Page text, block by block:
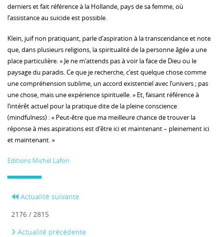
derniers et fait référence à la Hollande, pays de sa femme, où
l’assistance au suicide est possible.
Klein, juif non pratiquant, parle d’aspiration à la transcendance et note
que, dans plusieurs religions, la spiritualité de la personne âgée a une
place particulière. « Je ne m’attends pas à voir la face de Dieu ou le
paysage du paradis. Ce que je recherche, c’est quelque chose comme
une compréhension sublime, un accord existentiel avec l’univers ; pas
une chose, mais une expérience spirituelle. » Et, faisant référence à
l’intérêt actuel pour la pratique dite de la pleine conscience
(mindfulness) : « Peut-être que ma meilleure chance de trouver la
réponse à mes aspirations est d’être ici et maintenant – pleinement ici
et maintenant. »
Editions Michel Lafon
Actualité suivante
2176 / 2815
Actualité précédente